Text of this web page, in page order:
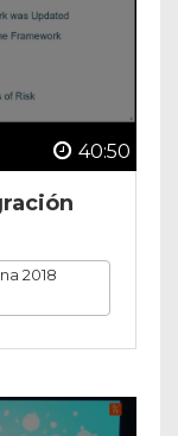
40:50
2018